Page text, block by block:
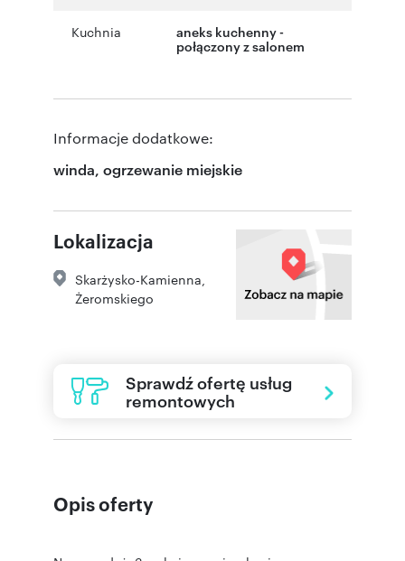
Kuchnia
aneks kuchenny -
połączony z salonem
Informacje dodatkowe:
winda, ogrzewanie miejskie
Lokalizacja
Skarżysko-Kamienna
Żeromskiego
Sprawdź ofertę usług
remontowych
Opis oferty